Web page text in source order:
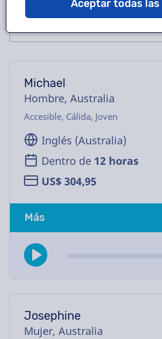
Michael
Hombre, Australia
Accesible, Cálida, Joven
Inglés (Australia)
Dentro de 12 horas
US$ 304,95
Más
Josephine
Mujer, Australia
Aceptar todas las